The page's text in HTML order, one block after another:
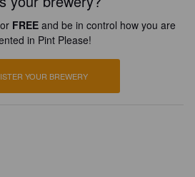
FREE and be in control how you are
in Pint Please!
YOUR BREWERY